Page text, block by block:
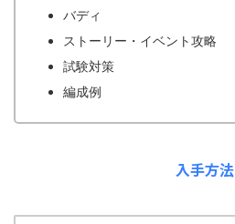
バディ
ストーリー・イベント攻略
試験対策
編成例
入手方法